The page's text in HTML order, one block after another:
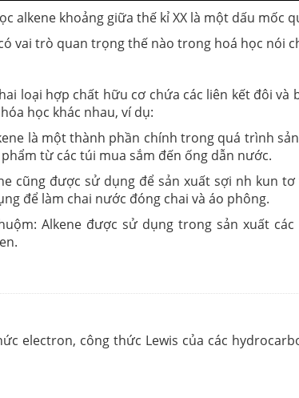
alkene khoảng giữa thế kỉ XX là một dấu
vai trò quan trọng thế nào trong hoá học nói
loại hợp chất hữu cơ chứa các liên kết đôi
học khác nhau, ví dụ:
là một thành phần chính trong quá trình
từ các túi mua sắm đến ống dẫn nước.
cũng được sử dụng để sản xuất sợi nh kun
để làm chai nước đóng chai và áo phông.
Alkene được sử dụng trong sản xuất
electron, công thức Lewis của các